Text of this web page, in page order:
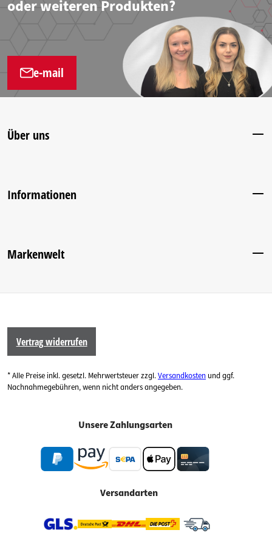
oder weiteren Produkten?
e-mail
Über uns
Informationen
Markenwelt
Vertrag widerrufen
* Alle Preise inkl. gesetzl. Mehrwertsteuer zzgl.Versandkosten und ggf.
Nachnahmegebühren, wenn nicht anders angegeben.
Unsere Zahlungsarten
Versandarten